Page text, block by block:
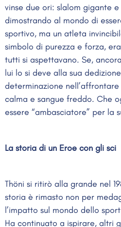
vinse due ori: slalom gigante
dimostrando al mondo di
sportivo, ma un atleta
simbolo di purezza e forza,
tutti si aspettavano. Se,
lui lo si deve alla sua
determinazione
calma e sangue freddo. Che
essere “ambasciatore” per la
La storia di un Eroe con gli sci
Thöni si ritirò alla grande nel
storia è rimasto non per
l’impatto sul mondo dello
Ha continuato a ispirare, altri